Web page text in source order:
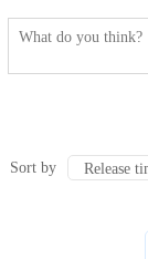
Sort by